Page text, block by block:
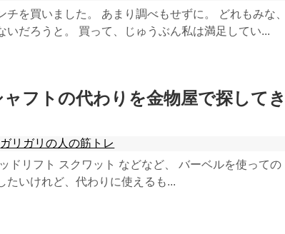
チを買いました。 あまり調べもせずに。 どれもみな、
いだろうと。 買って、じゅうぶん私は満足してい...
フトの代わりを金物屋で探してき
ガリガリの人の筋トレ
ドリフト スクワット などなど、 バーベルを使っての
たいけれど、代わりに使えるも...